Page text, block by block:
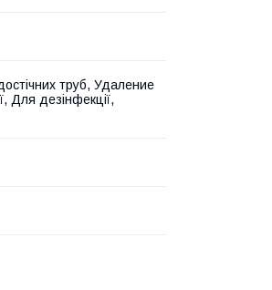
труб, Удаление
Для дезінфекції,